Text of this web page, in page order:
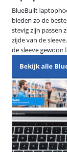
BlueBuilt
bieden zo de
stevig zijn passen
zijde van de
de sleeve gewoon
Bekijk alle